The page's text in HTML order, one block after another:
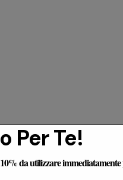
Clienti
Per Te!
da utilizzare